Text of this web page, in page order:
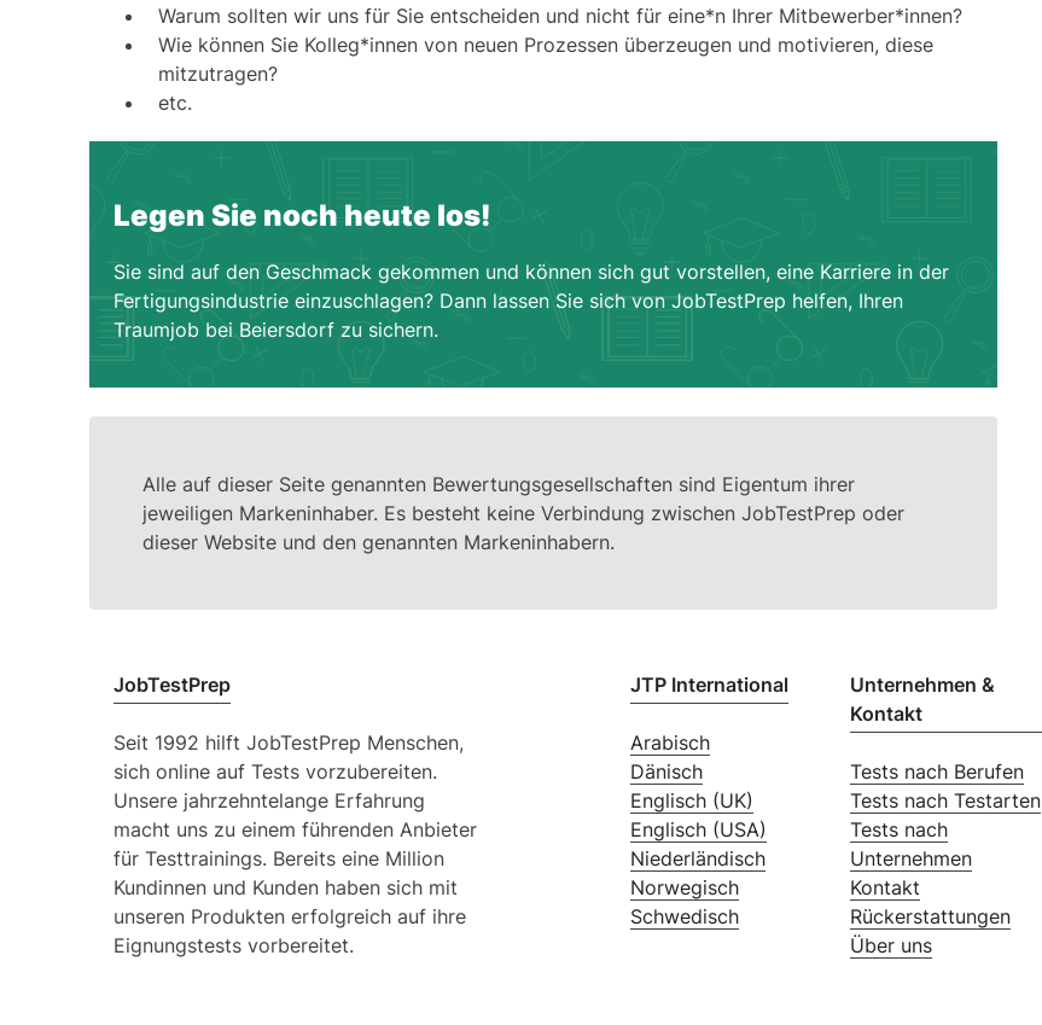
Warum sollten wir uns für Sie entscheiden und nicht für eine*n Ihrer Mitbewerber*innen?
Wie können Sie Kolleg*innen von neuen Prozessen überzeugen und motivieren, diese
mitzutragen?
etc.
Legen Sie noch heute los!
Sie sind auf den Geschmack gekommen und können sich gut vorstellen, eine Karriere in der
Fertigungsindustrie einzuschlagen? Dann lassen Sie sich von JobTestPrep helfen, Ihren
Traumjob bei Beiersdorf zu sichern.
Alle auf dieser Seite genannten Bewertungsgesellschaften sind Eigentum ihrer
jeweiligen Markeninhaber. Es besteht keine Verbindung zwischen JobTestPrep oder
dieser Website und den genannten Markeninhabern.
JobTestPrep
Seit 1992 hilft JobTestPrep Menschen,
sich online auf Tests vorzubereiten.
Unsere jahrzehntelange Erfahrung
macht uns zu einem führenden Anbieter
für Testtrainings. Bereits eine Million
Kundinnen und Kunden haben sich mit
unseren Produkten erfolgreich auf ihre
Eignungstests vorbereitet.
JTP International
Arabisch
Dänisch
Englisch (UK)
Englisch (USA)
Niederländisch
Norwegisch
Schwedisch
Unternehmen &
Kontakt
Tests nach Berufen
Tests nach Testarten
Tests nach
Unternehmen
Kontakt
Rückerstattungen
Über uns